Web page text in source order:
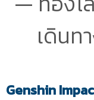
เดินท
Genshin